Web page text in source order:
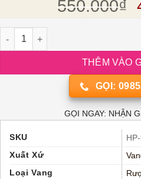
550.000₫
Vang Chile Rio Alto Gran Reserva
THÊM VÀO
GỌI:
GỌI NGAY: NHẬN
SKU
Xuất Xứ
Loại Vang